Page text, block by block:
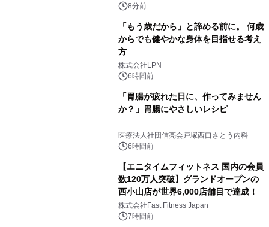
8分前
「もう歳だから」と諦める前に。 何歳
からでも健やかな身体を目指せる考え
方
株式会社LPN
6時間前
「胃腸が疲れた日に、作ってみません
か？」胃腸にやさしいレシピ
医療法人社団信亮会戸塚西口さとう内科
6時間前
【エニタイムフィットネス 国内の会員
数120万人突破】グランドオープンの
西小山店が世界6,000店舗目で達成！
株式会社Fast Fitness Japan
7時間前